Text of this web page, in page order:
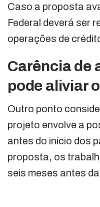
Caso a proposta
Federal deverá ser
operações de
Carência de
pode aliviar
Outro ponto
projeto envolve a
antes do início dos
proposta, os
seis meses antes